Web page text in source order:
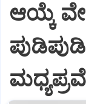
ಆಯ್ಕೆ